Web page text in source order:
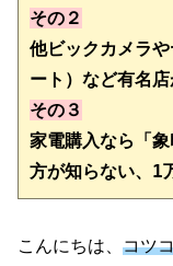
その２
他ビックカメラ
その３
家電購入なら「
方が知らない、1
こんにちは、 コツ